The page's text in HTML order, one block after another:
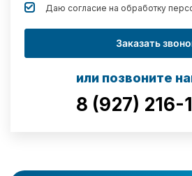
Даю согласие на обработку
Заказать
или позвоните
8 (927) 216-